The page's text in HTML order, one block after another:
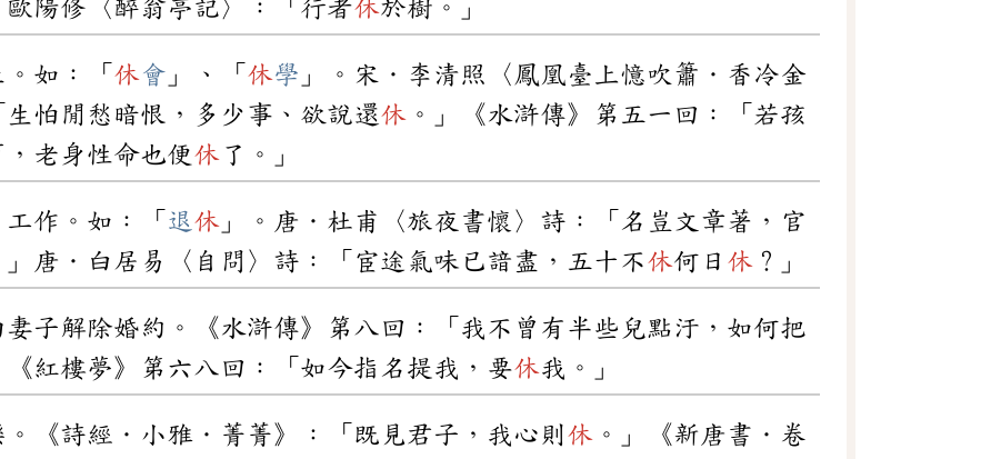
歐陽修〈醉翁亭記〉：「行者休於樹。」
如：「 休會 」、「 休學 」。宋．李清照〈鳳凰臺上憶吹簫．香冷金
怕閒愁暗恨，多少事、欲說還休 。」《水滸傳》第五一回：「若孩
，老身性命也便休 了。」
作。如：「 退 休 」。唐．杜甫〈旅夜書懷〉詩：「名豈文章著，官
」唐．白居易〈自問〉詩：「宦途氣味已諳盡，五十不休何日 休 ？」
妻子解除婚約。《水滸傳》第八回：「我不曾有半些兒點汙，如何把
《紅樓夢》第六八回：「如今指名提我，要休我。」
。《詩經．小雅．菁菁》：「既見君子，我心則休 。」《新唐書．卷